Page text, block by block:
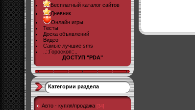
Бесплатный каталог сайтов
Дневник
Онлайн игры
Тесты
Доска объявлений
Видео
Самые лучшие sms
..::Гороскоп::..
ДОСТУП "PDA"
Категории раздела
Авто - купля/продажа [34]